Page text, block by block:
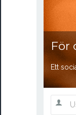
För
Ett